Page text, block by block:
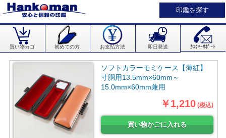
印鑑を探す
買い物カゴ 初めての方 お支払方法 即日発送 ｶｽﾀﾏｰｻﾎﾟｰﾄ
ソフトカラーモミケース【薄紅】
寸胴用13.5mm×60mm～
15.0mm×60mm兼用
￥1,210 (税込)